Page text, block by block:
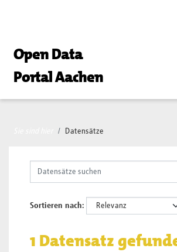
Open Data
Portal Aachen
Datensätze
Sortieren nach
1 Datensatz